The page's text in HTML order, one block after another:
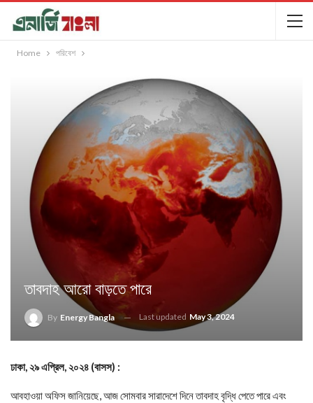
Home পরিবেশ
তাবদাহ আরো বাড়তে পারে
By Energy Bangla Last updated May 3, 2024
ঢাকা, ২৯ এপ্রিল, ২০২৪ (বাসস) :
আবহাওয়া অফিস জানিয়েছে, আজ সোমবার সারাদেশে দিনে তাবদাহ বৃদ্ধি পেতে পারে এবং